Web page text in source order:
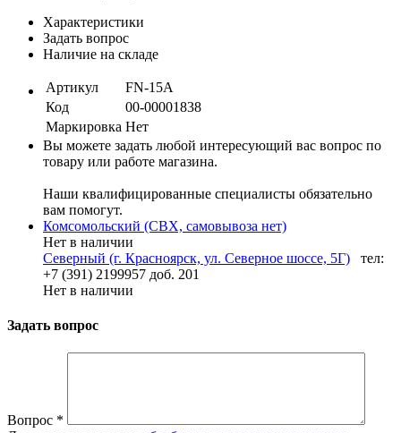
Характеристики
Задать вопрос
Наличие на складе
Артикул
FN-15A
Код
00-00001838
Маркировка Нет
Вы можете задать любой интересующий вас вопрос по
товару или работе магазина.
Наши квалифицированные специалисты обязательно
вам помогут.
Комсомольский (СВХ, самовывоза нет)
Нет в наличии
Северный (г. Красноярск, ул. Северное шоссе, 5Г)
тел:
+7 (391) 2199957 доб. 201
Нет в наличии
Задать вопрос
Вопрос *